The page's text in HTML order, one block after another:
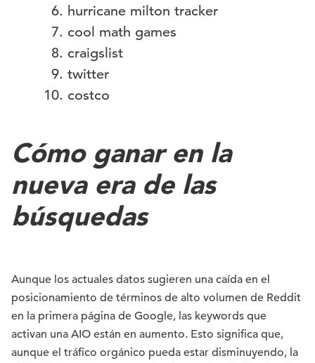
hurricane milton tracker
cool math games
craigslist
twitter
costco
Cómo ganar en la
nueva era de las
búsquedas
Aunque los actuales datos sugieren una caída en el
posicionamiento de términos de alto volumen de Reddit
en la primera página de Google, las keywords que
activan una AIO están en aumento. Esto significa que,
aunque el tráfico orgánico pueda estar disminuyendo, la